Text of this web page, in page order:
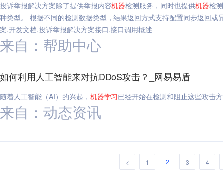
投诉举报解决方案除了提供举报内容机器检测服务，同时也提供机器检
种类型。 根据不同的检测数据类型，结果返回方式支持配置同步返回或
案,开发文档,投诉举报解决方案接口,接口调用概述
来自：帮助中心
如何利用人工智能来对抗DDoS攻击？_网易易盾
随着人工智能（AI）的兴起， 机器学习已经开始在检测和阻止这些攻击
来自：动态资讯
< 1 2 3 4